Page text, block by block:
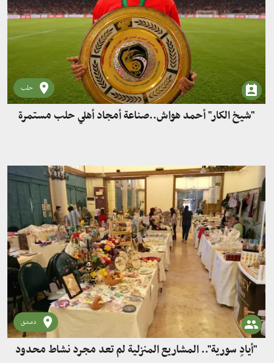
حلب
"شيخ الكار" أحمد هواش..صناعة أمجاد أهلي حلب مستمرة
دمشق
"أيادٍ سورية".. المشاريع المنزلية لم تعد مجرد نشاط محدود